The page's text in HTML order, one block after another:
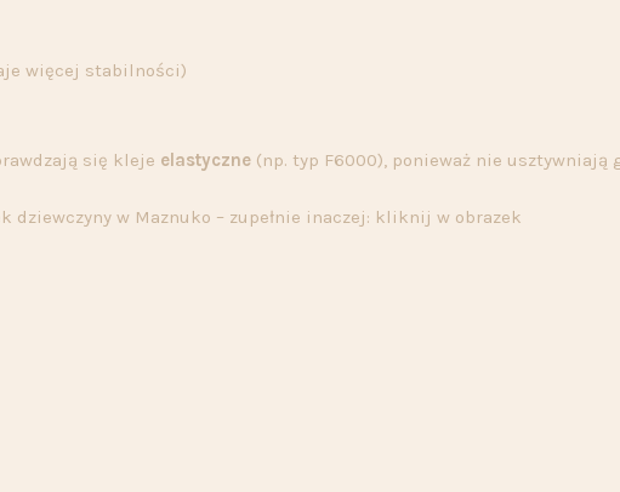
więcej stabilności)
się kleje elastyczne (np. typ F6000), ponieważ nie usztywniają
dziewczyny w Maznuko – zupełnie inaczej: kliknij w obrazek